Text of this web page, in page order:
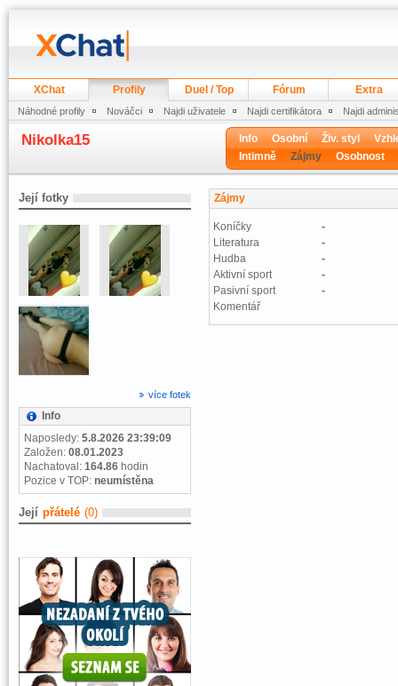
XChat Profily Duel / Top Fórum Extra
Náhodné profily Nováčci Najdi uživatele Najdi certifikátora Najdi
Nikolka15 Info Osobní Živ. styl
Intimně
Zájmy Osobnost
Její fotky
více fotek
Info
Naposledy: 5.8.2026 23:39:09
Založen: 08.01.2023
Nachatoval: 164.86 hodin
Pozice v TOP: neumístěna
Její přátelé (0)
Zájmy
Koníčky
-
Literatura
-
Hudba
-
Aktivní sport
-
Pasivní sport
-
Komentář